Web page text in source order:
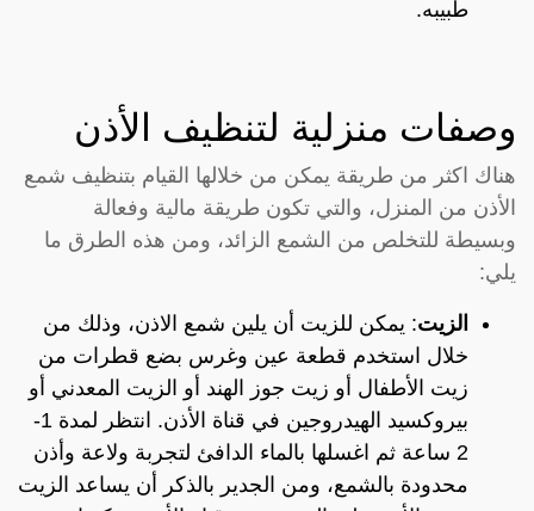
طبيبه.
وصفات منزلية لتنظيف الأذن
هناك اكثر من طريقة يمكن من خلالها القيام بتنظيف شمع
الأذن من المنزل، والتي تكون طريقة مالية وفعالة
وبسيطة للتخلص من الشمع الزائد، ومن هذه الطرق ما
يلي:
الزيت: يمكن للزيت أن يلين شمع الاذن، وذلك من
خلال استخدم قطعة عين وغرس بضع قطرات من
زيت الأطفال أو زيت جوز الهند أو الزيت المعدني أو
بيروكسيد الهيدروجين في قناة الأذن. انتظر لمدة 1-
2 ساعة ثم اغسلها بالماء الدافئ لتجربة ولاعة وأذن
محدودة بالشمع، ومن الجدير بالذكر أن يساعد الزيت